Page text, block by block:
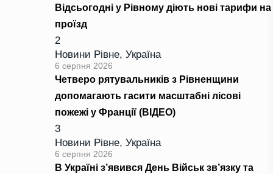
Відсьогодні у Рівному діють нові тарифи на
проїзд
2
Новини Рівне, Україна
6 серпня 2026
Четверо рятувальників з Рівненщини
допомагають гасити масштабні лісові
пожежі у Франції (ВІДЕО)
3
Новини Рівне, Україна
6 серпня 2026
В Україні з’явився День Військ зв’язку та